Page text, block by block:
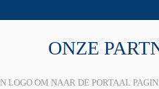
ONZE
LOGO OM NAAR DE PORTAAL